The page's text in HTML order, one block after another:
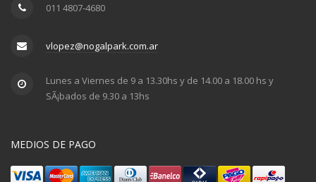
011 4807-4680
vlopez@nogalpark.com.ar
Lunes a Viernes de 9 a 13.30hs y de 14.00 a 18.00 hs y
SÃ¡bados de 9.30 a 13hs
MEDIOS DE PAGO